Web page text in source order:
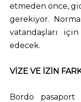
etmeden önce,
gerekiyor.
vatandaşları
edecek.
VİZE VE İZİN
Bordo